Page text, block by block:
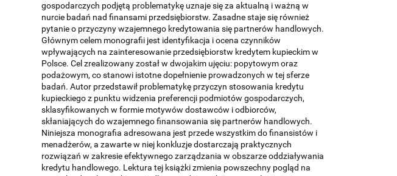
gospodarczych podjętą problematykę uznaje się za aktualną i ważną w
nurcie badań nad finansami przedsiębiorstw. Zasadne staje się również
pytanie o przyczyny wzajemnego kredytowania się partnerów handlowych.
Głównym celem monografii jest identyfikacja i ocena czynników
wpływających na zainteresowanie przedsiębiorstw kredytem kupieckim w
Polsce. Cel zrealizowany został w dwojakim ujęciu: popytowym oraz
podażowym, co stanowi istotne dopełnienie prowadzonych w tej sferze
badań. Autor przedstawił problematykę przyczyn stosowania kredytu
kupieckiego z punktu widzenia preferencji podmiotów gospodarczych,
sklasyfikowanych w formie motywów dostawców i odbiorców,
skłaniających do wzajemnego finansowania się partnerów handlowych.
Niniejsza monografia adresowana jest przede wszystkim do finansistów i
menadżerów, a zawarte w niej konkluzje dostarczają praktycznych
rozwiązań w zakresie efektywnego zarządzania w obszarze oddziaływania
kredytu handlowego. Lektura tej książki zmienia powszechny pogląd na